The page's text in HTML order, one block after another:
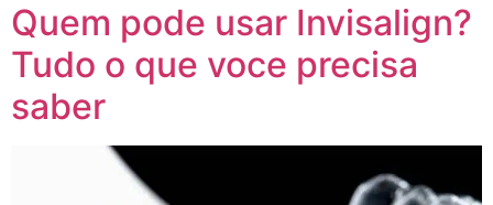
Quem pode usar Invisalign?
Tudo o que voce precisa
saber